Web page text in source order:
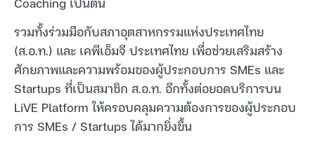
รวมทั้งร่วมมือกับสภาอุตสาหกรรมแห่งประเทศไทย
(ส.อ.ท.) และ เคพีเอ็มจี ประเทศไทย เพื่อช่วยเสริมสร้าง
ศักยภาพและความพร้อมของผู้ประกอบการ SMEs และ
Startups ที่เป็นสมาชิก ส.อ.ท. อีกทั้งต่อยอดบริการบน
LiVE Platform ให้ครอบคลุมความต้องการของผู้ประกอบ
การ SMEs / Startups ได้มากยิ่งขึ้น